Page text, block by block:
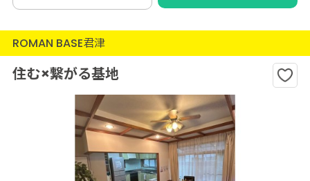
ROMAN BASE君津
住む×繋がる基地